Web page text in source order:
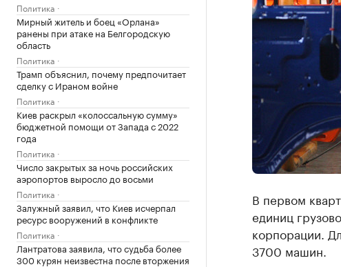
Политика
Мирный житель и боец «Орлана»
ранены при атаке на Белгородскую
область
Политика
Трамп объяснил, почему предпочитает
сделку с Ираном войне
Политика
Киев раскрыл «колоссальную сумму»
бюджетной помощи от Запада с 2022
года
Политика
Число закрытых за ночь российских
аэропортов выросло до восьми
Политика
Залужный заявил, что Киев исчерпал
ресурс вооружений в конфликте
Политика
Лантратова заявила, что судьба более
300 курян неизвестна после вторжения
В первом
единиц
корпорации.
3700 машин.